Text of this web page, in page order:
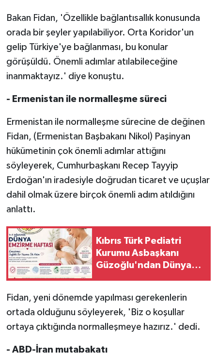
Bakan Fidan, 'Özellikle bağlantısallık konusunda
orada bir şeyler yapılabiliyor. Orta Koridor'un
gelip Türkiye'ye bağlanması, bu konular
görüşüldü. Önemli adımlar atılabileceğine
inanmaktayız.' diye konuştu.
- Ermenistan ile normalleşme süreci
Ermenistan ile normalleşme sürecine de değinen
Fidan, (Ermenistan Başbakanı Nikol) Paşinyan
hükümetinin çok önemli adımlar attığını
söyleyerek, Cumhurbaşkanı Recep Tayyip
Erdoğan'ın iradesiyle doğrudan ticaret ve uçuşlar
dahil olmak üzere birçok önemli adım atıldığını
anlattı.
Kıbrıs Türk Pediatri
Kurumu Asbaşkanı
Güzoğlu'ndan Dünya
Fidan, yeni dönemde yapılması gerekenlerin
ortada olduğunu söyleyerek, 'Biz o koşullar
ortaya çıktığında normalleşmeye hazırız.' dedi.
- ABD-İran mutabakatı